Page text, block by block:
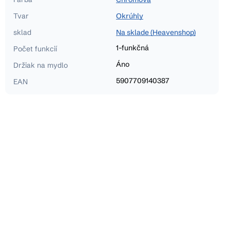
Tvar
Okrúhly
sklad
Na sklade (Heavenshop)
Počet funkcií
1-funkčná
Držiak na mydlo
Áno
EAN
5907709140387